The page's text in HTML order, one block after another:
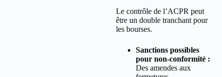
Le contrôle de l’ACPR peut
être un double tranchant pour
les bourses.
Sanctions possibles
pour non-conformité :
Des amendes aux